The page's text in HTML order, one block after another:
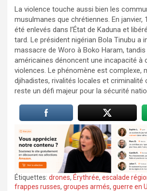
La violence touche aussi bien les
musulmanes que chrétiennes. En janvier,
été enlevés dans l’État de Kaduna et
tard. Le président nigérian Bola Tinubu a
massacre de Woro à Boko Haram,
américaines dénoncent une incapacité à
violences. Le phénomène est complexe,
djihadistes, rivalités locales et criminalité
reste un défi majeur pour la sécurité
Étiquettes: drones, Érythrée, escalade
frappes russes, groupes armés, guerre en